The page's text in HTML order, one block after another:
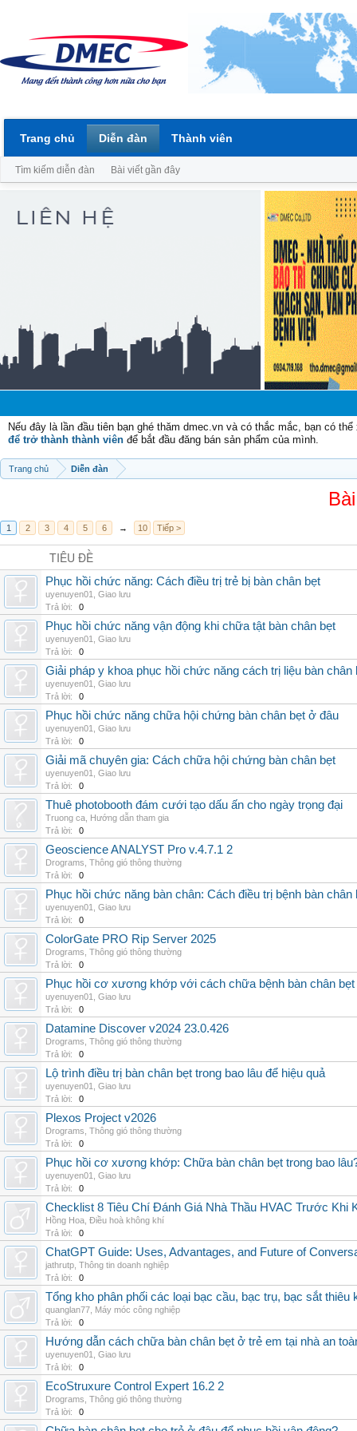
Nếu đây là lần đầu tiên bạn ghé thăm dmec.vn và có thắc mắc, bạn có
để trở thành thành viên để bắt đầu đăng bán sản phẩm của mình.
Trang chủ Diễn đàn
1 2 3 4 5 6 → 10 Tiếp >
TIÊU ĐỀ
Phục hồi chức năng: Cách điều trị trẻ bị bàn chân bẹt
uyenuyen01
Giao lưu
Trả lời:
0
Phục hồi chức năng vận động khi chữa tật bàn chân bẹt
uyenuyen01
Giao lưu
Trả lời:
0
Giải pháp y khoa phục hồi chức năng cách trị liệu bàn chân
uyenuyen01
Giao lưu
Trả lời:
0
Phục hồi chức năng chữa hội chứng bàn chân bẹt ở đâu
uyenuyen01
Giao lưu
Trả lời:
0
Giải mã chuyên gia: Cách chữa hội chứng bàn chân bẹt
uyenuyen01
Giao lưu
Trả lời:
0
Thuê photobooth đám cưới tạo dấu ấn cho ngày trọng đại
Truong ca Hướng dẫn tham gia
Trả lời:
0
Geoscience ANALYST Pro v.4.7.1 2
Drograms Thông gió thông thường
Trả lời:
0
Phục hồi chức năng bàn chân: Cách điều trị bệnh bàn chân
uyenuyen01
Giao lưu
Trả lời:
0
ColorGate PRO Rip Server 2025
Drograms Thông gió thông thường
Trả lời:
0
Phục hồi cơ xương khớp với cách chữa bệnh bàn chân bẹt
uyenuyen01
Giao lưu
Trả lời:
0
Datamine Discover v2024 23.0.426
Drograms Thông gió thông thường
Trả lời:
0
Lộ trình điều trị bàn chân bẹt trong bao lâu để hiệu quả
uyenuyen01
Giao lưu
Trả lời:
0
Plexos Project v2026
Drograms Thông gió thông thường
Trả lời:
0
Phục hồi cơ xương khớp: Chữa bàn chân bẹt trong bao
uyenuyen01
Giao lưu
Trả lời:
0
Checklist 8 Tiêu Chí Đánh Giá Nhà Thầu HVAC Trước Khi
Hồng Hoa Điều hoà không khí
Trả lời:
0
ChatGPT Guide: Uses, Advantages, and Future of
jathrutp Thông tin doanh nghiệp
Trả lời:
0
Tổng kho phân phối các loại bạc cầu, bạc trụ, bạc sắt thiêu
quanglan77 Máy móc công nghiệp
Trả lời:
0
Hướng dẫn cách chữa bàn chân bẹt ở trẻ em tại nhà an
uyenuyen01
Giao lưu
Trả lời:
0
EcoStruxure Control Expert 16.2 2
Drograms Thông gió thông thường
Trả lời:
0
Trang chủ Diễn đàn
Tìm kiếm diễn đàn Bài viết gần đây
Thành viên